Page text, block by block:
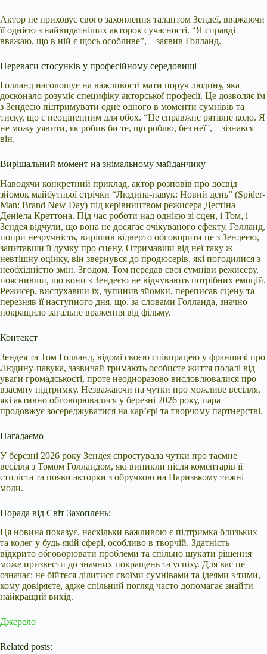
Актор не приховує свого захоплення талантом Зендеї, вважаючи
її однією з найвидатніших акторок сучасності. “Я справді
вважаю, що в ній є щось особливе”, – заявив Голланд.
Переваги стосунків у професійному середовищі
Голланд наголошує на важливості мати поруч людину, яка
досконало розуміє специфіку акторської професії. Це дозволяє їм
з Зендеєю підтримувати одне одного в моменти сумнівів та
тиску, що є неоціненним для обох. “Це справжнє рятівне коло. Я
не можу уявити, як робив би те, що роблю, без неї”, – зізнався
він.
Вирішальний момент на знімальному майданчику
Наводячи конкретний приклад, актор розповів про досвід
зйомок майбутньої стрічки “Людина-павук: Новий день” (Spider-
Man: Brand New Day) під керівництвом режисера Дестіна
Деніела Креттона. Під час роботи над однією зі сцен, і Том, і
Зендея відчули, що вона не досягає очікуваного ефекту. Голланд,
попри незручність, вирішив відверто обговорити це з Зендеєю,
запитавши її думку про сцену. Отримавши від неї таку ж
невтішну оцінку, він звернувся до продюсерів, які погодилися з
необхідністю змін. Згодом, Том передав свої сумніви режисеру,
пояснивши, що вони з Зендеєю не відчувають потрібних емоцій.
Режисер, вислухавши їх, зупинив зйомки, переписав сцену та
перезняв її наступного дня, що, за словами Голланда, значно
покращило загальне враження від фільму.
Контекст
Зендея та Том Голланд, відомі своєю співпрацею у франшизі про
Людину-павука, зазвичай тримають особисте життя подалі від
уваги громадськості, проте неодноразово висловлювалися про
взаємну підтримку. Незважаючи на чутки про можливе весілля,
які активно обговорювалися у березні 2026 року, пара
продовжує зосереджуватися на кар’єрі та творчому партнерстві.
Нагадаємо
У березні 2026 року Зендея спростувала чутки про таємне
весілля з Томом Голландом, які виникли після коментарів її
стиліста та появи акторки з обручкою на Паризькому тижні
моди.
Порада від Світ Захоплень:
Ця новина показує, наскільки важливою є підтримка близьких
та колег у будь-якій сфері, особливо в творчій. Здатність
відкрито обговорювати проблеми та спільно шукати рішення
може призвести до значних покращень та успіху. Для вас це
означає: не бійтеся ділитися своїми сумнівами та ідеями з тими,
кому довіряєте, адже спільний погляд часто допомагає знайти
найкращий вихід.
Джерело
Related posts: